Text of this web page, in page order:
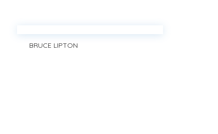
BRUCE LIPTON